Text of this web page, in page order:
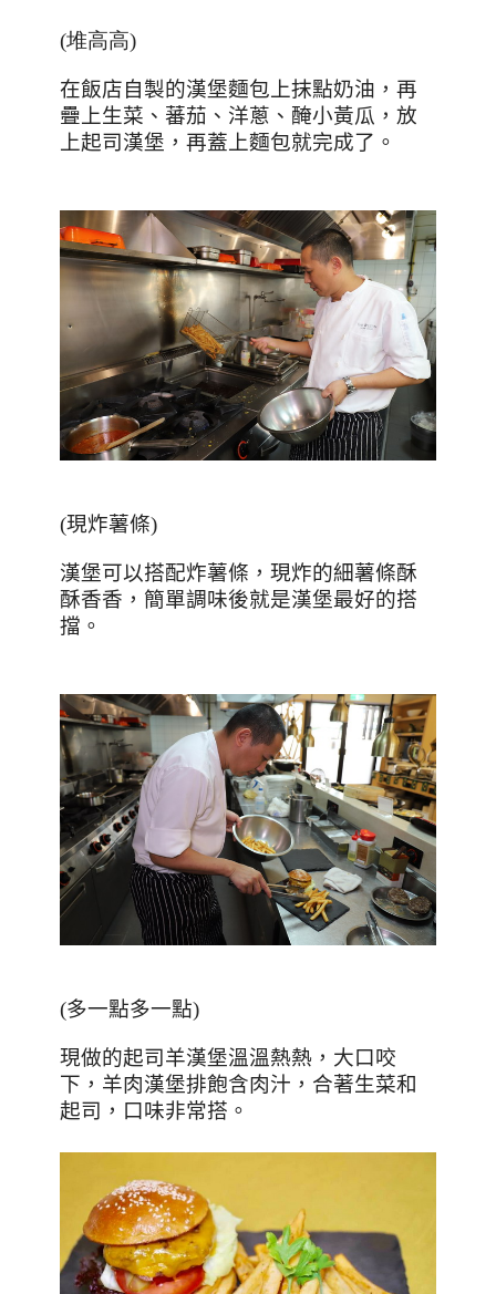
(堆高高)
在飯店自製的漢堡麵包上抹點奶油，再
疊上生菜、蕃茄、洋蔥、醃小黃瓜，放
上起司漢堡，再蓋上麵包就完成了。
(現炸薯條)
漢堡可以搭配炸薯條，現炸的細薯條酥
酥香香，簡單調味後就是漢堡最好的搭
擋。
(多一點多一點)
現做的起司羊漢堡溫溫熱熱，大口咬
下，羊肉漢堡排飽含肉汁，合著生菜和
起司，口味非常搭。